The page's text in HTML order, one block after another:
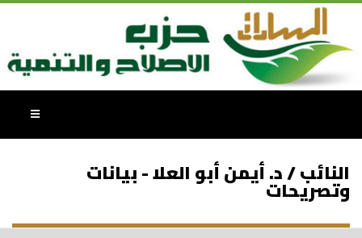
النائب / د. أيمن أبو العلا - بيانات
وتصريحات